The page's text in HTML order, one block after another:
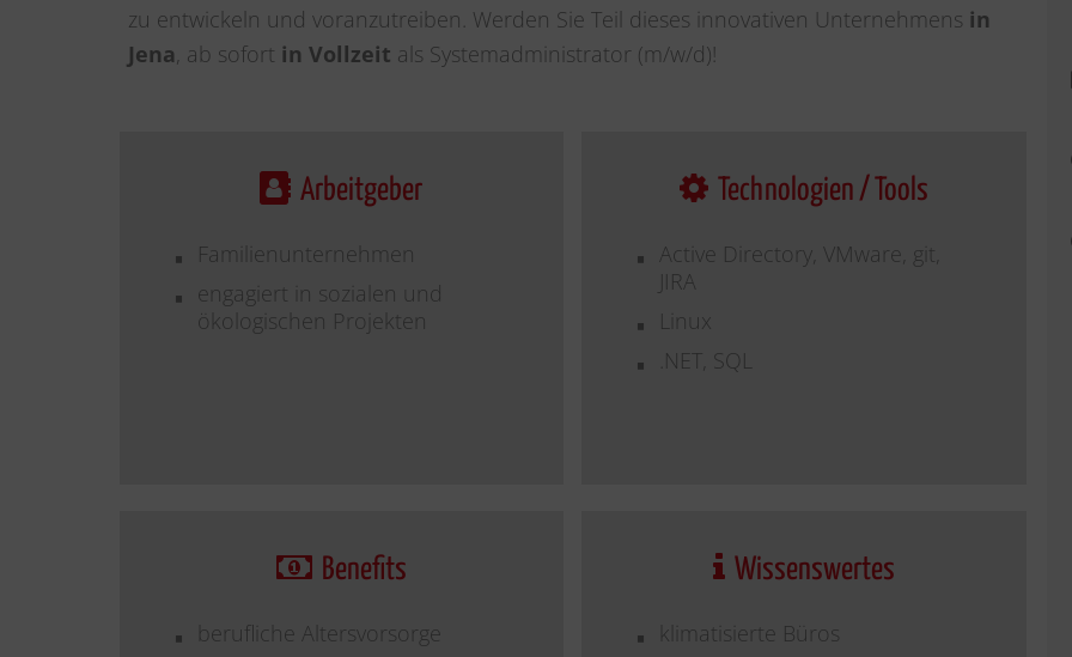
zu entwickeln und voranzutreiben. Werden Sie Teil dieses innovativen Unternehmens in
Jena, ab sofort in Vollzeit als Systemadministrator (m/w/d)!
Arbeitgeber
Familienunternehmen
engagiert in sozialen und
ökologischen Projekten
Technologien / Tools
Active Directory, VMware, git,
JIRA
Linux
.NET, SQL
Benefits
berufliche Altersvorsorge
Wissenswertes
klimatisierte Büros